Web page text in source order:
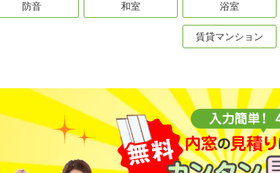
防音 和室 浴室
賃貸マンション